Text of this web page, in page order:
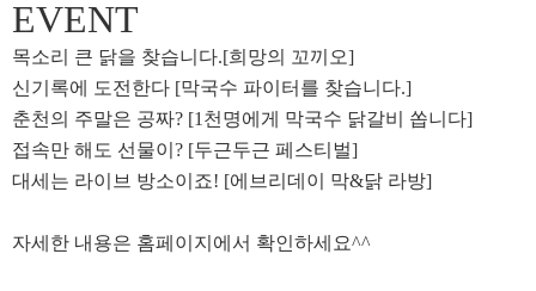
EVENT
목소리 큰 닭을 찾습니다.[희망의 꼬끼오]
신기록에 도전한다 [막국수 파이터를 찾습니다.]
춘천의 주말은 공짜? [1천명에게 막국수 닭갈비 쏩니다]
접속만 해도 선물이? [두근두근 페스티벌]
대세는 라이브 방소이죠! [에브리데이 막&닭 라방]
자세한 내용은 홈페이지에서 확인하세요^^